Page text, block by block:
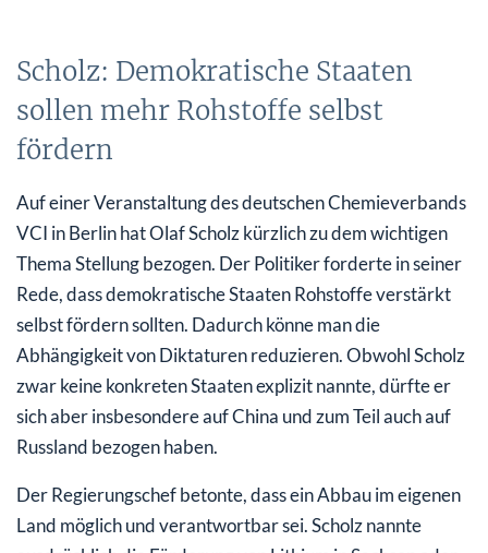
Scholz: Demokratische Staaten
sollen mehr Rohstoffe selbst
fördern
Auf einer Veranstaltung des deutschen Chemieverbands
VCI in Berlin hat Olaf Scholz kürzlich zu dem wichtigen
Thema Stellung bezogen. Der Politiker forderte in seiner
Rede, dass demokratische Staaten Rohstoffe verstärkt
selbst fördern sollten. Dadurch könne man die
Abhängigkeit von Diktaturen reduzieren. Obwohl Scholz
zwar keine konkreten Staaten explizit nannte, dürfte er
sich aber insbesondere auf China und zum Teil auch auf
Russland bezogen haben.
Der Regierungschef betonte, dass ein Abbau im eigenen
Land möglich und verantwortbar sei. Scholz nannte